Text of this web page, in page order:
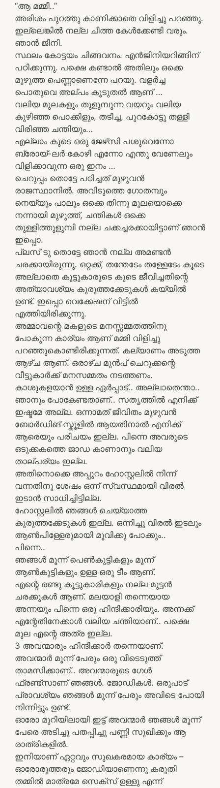
“ആ മമ്മീ..”
അരിശം പുറത്തു കാണിക്കാതെ വിളിച്ചു പറഞ്ഞു.
ഇല്ലെങ്കില്‍ നല്ല ചീത്ത കേള്‍ക്കേണ്ടി വരും.
ഞാന്‍ ജിനി.
സ്ഥലം കോട്ടയം ചിങ്ങവനം. എൻജിനിയറിങ്ങിന്
പഠിക്കുന്നു. പക്ഷെ കണ്ടാല്‍ അതിലും ഒക്കെ
മുഴുത്ത പെണ്ണാണെന്നേ പറയു. വളര്‍ച്ച
പൊതുവെ അല്പം കൂടുതല്‍ ആണ്‌ …
വലിയ മുലകളും തുളുമ്പുന്ന വയറും വലിയ
കുഴിഞ്ഞ പൊക്കിളും, തടിച്ച, പുറകോട്ടു തള്ളി
വിരിഞ്ഞ ചന്തിയും…
എല്ലാം കുടെ ഒരു ജേഴ്‌സി പശുവെന്നോ
ബ്രോയ്‌-ലര്‍ കോഴി എന്നോ എന്തു വേണേലും
വിളിക്കാവുന്ന ഒരു ഇനം …
ചെറുപ്പം തൊട്ടേ പഠിച്ചത് മുഴുവൻ
രാജസ്ഥാനിൽ. അവിടുത്തെ ഗോതമ്പും
നെയ്യും പാലും ഒക്കെ തിന്നു മുലയൊക്കെ
നന്നായി മുഴുത്ത്, ചന്തികൾ ഒക്കെ
തുള്ളിത്തുളുമ്പി നല്ല ചക്കച്ചരക്കായിട്ടാണ് ഞാൻ
ഇപ്പൊ.
പ്ലസ് ടു തൊട്ടേ ഞാൻ നല്ല അമണ്ടൻ
ചരക്കായിരുന്നു. ഒറ്റക്ക്‌, തന്തേടേം തള്ളേടേം കൂടെ
അല്ലാതെ കൂട്ടുകാരുടെ കുടെ ജീവിച്ചതിന്റെ
അത്യാവശ്യം കുരുത്തക്കേടുകള്‍ കയ്യില്‍
ഉണ്ട്‌. ഇപ്പൊ വെക്കേഷന്‌ വീട്ടില്‍
എത്തിയിരിക്കുന്നു.
അമ്മാവന്റെ മകളുടെ മനസ്സമ്മതത്തിനു
പോകുന്ന കാര്യം ആണ്‌ മമ്മി വിളിച്ചു
പറഞ്ഞുകൊണ്ടിരിക്കുന്നത്‌. കല്യാണം അടുത്ത
ആഴ്ച ആണ്‌. ഒരാഴ്ച മുന്‍പ്‌ ചെറുക്കന്റെ
വീട്ടുകാര്‍ക്ക്‌ മനസമ്മതം നടത്തണം.
കാശുകളയാന്‍ ഉള്ള ഏര്‍പ്പാട്‌.. അല്ലാതെന്താ..
ഞാനും പോകേണ്ടതാണ്‌.. സതൃത്തില്‍ എനിക്ക്‌
ഇഷ്ടമേ അല്ല. ഒന്നാമത്‌ ജീവിതം മുഴുവന്‍
ബോര്‍ഡിങ്‌ സ്കൂളിൽ ആയതിനാല്‍ എനിക്ക്‌
ആരെയും പരിചയം ഇല്ല. പിന്നെ അവരുടെ
ഒടുക്കകത്തെ ജാഡ കാണാനും വലിയ
താല്പര്യം ഇല്ല.
അതിനൊക്കെ അപ്പുറം ഹോസ്റ്റലില്‍ നിന്ന്‌
വന്നതിനു ശേഷം ഒന്ന്‌ സ്വസ്ഥമായി വിരല്‍
ഇടാന്‍ സാധിച്ചിട്ടില്ല.
ഹോസ്റ്റലില്‍ ഞങ്ങള്‍ ചെയ്യാത്ത
കുരുത്തക്കേടുകള്‍ ഇല്ല. ഒന്നിച്ചു വിരല്‍ ഇടലും
ആണ്‍പിള്ളേരുമായി മൂവിക്കു പോക്കും..
പിന്നെ..
ഞങ്ങള്‍ മൂന്ന് പെണ്‍കുട്ടികളും മൂന്ന്
ആണ്‍കുട്ടികളും ഉള്ള ഒരു ടീം ആണ്‌.
എന്റെ രണ്ടു കൂട്ടുകാരികളും നല്ല മുട്ടൻ
ചരക്കുകൾ ആണ്. മലയാളി തന്നെയായ
അന്നയും പിന്നെ ഒരു ഹിന്ദിക്കാരിയും. അന്നക്ക്
എന്റേതിനേക്കാൾ വലിയ ചന്തിയാണ്.. പക്ഷെ
മുല എന്റെ അത്ര ഇല്ല.
3 അവന്മാരും ഹിന്ദിക്കാർ തന്നെയാണ്.
അവന്മാർ മൂന്ന് പേരും ഒരു വീടെടുത്ത്‌
താമസിക്കാണ്‌.. അവന്മാരുടെ ഗേൾ
ഫ്രണ്ട്സാണ് ഞങ്ങൾ. ജോഡികൾ. ഒരുപാട്‌
പ്രാവശ്യം ഞങ്ങള്‍ മൂന്ന് പേരും അവിടെ പോയി
നിന്നിട്ടും ഉണ്ട്‌.
ഓരോ മുറിയിലായി ഇട്ട് അവന്മാർ ഞങ്ങൾ മൂന്ന്
പേരെ അടിച്ചു പതപ്പിച്ചു പണ്ണി സുഖിക്കും ആ
രാത്രികളിൽ.
ഇനിയാണ് ഏറ്റവും സുഖകരമായ കാര്യം –
ഓരോരുത്തരും ജോഡിയാണെന്നു കരുതി
തമ്മിൽ മാത്രമേ സെക്സ് ഉള്ളു എന്ന്